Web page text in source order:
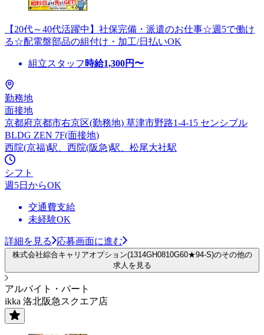
【20代～40代活躍中】社保完備・派遣のお仕事☆週5で働け
る☆配電盤部品の組付け・加工/日払いOK
組立スタッフ 時給1,300円〜
勤務地
面接地
京都府京都市右京区(勤務地) 草津市野路1-4-15 センシブル
BLDG ZEN 7F(面接地)
西院(京福)駅、西院(阪急)駅、松尾大社駅
シフト
週5日からOK
交通費支給
未経験OK
詳細を見る 応募画面に進む
株式会社綜合キャリアオプション(1314GH0810G60★94-S)のその他の
求人を見る
アルバイト・パート
ikka 洛北阪急スクエア店